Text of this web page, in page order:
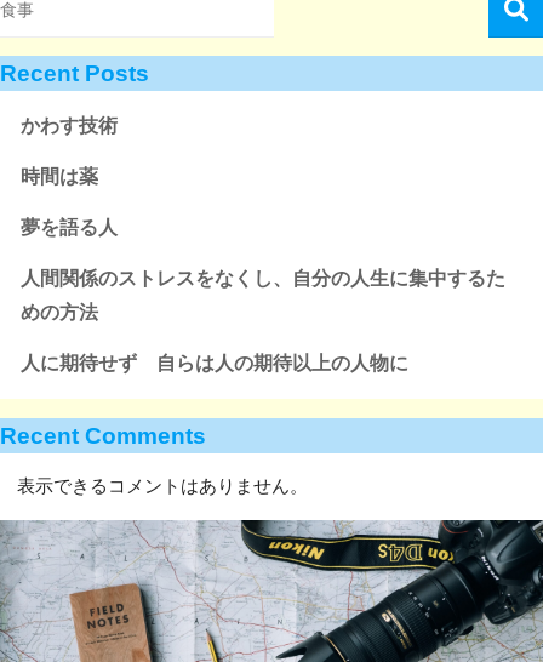
Recent Posts
かわす技術
時間は薬
夢を語る人
人間関係のストレスをなくし、自分の人生に集中するた
めの方法
人に期待せず 自らは人の期待以上の人物に
Recent Comments
表示できるコメントはありません。